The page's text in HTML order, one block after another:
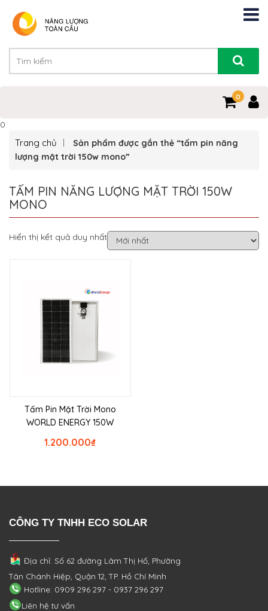
0
0
Trang chủ
Sản phẩm được gắn thẻ “tấm pin năng
lượng mặt trời 150w mono”
TẤM PIN NĂNG LƯỢNG MẶT TRỜI 150W
MONO
Hiển thị kết quả duy nhất
Tấm Pin Mặt Trời Mono
WORLD ENERGY 150W
₫
1.200.000
CÔNG TY TNHH ECO SOLAR
Địa chỉ: Số 62 đường Lâm Thị Hố, Phường
Tân Chánh Hiệp, Quận 12, TP. Hồ Chí Minh
Hotline: 0909 296 297 - 0937 296 297
Liên hệ tư vấn